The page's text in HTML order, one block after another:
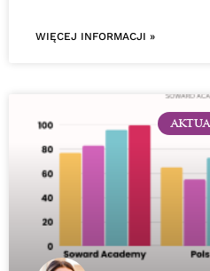
WIĘCEJ INFORMACJI »